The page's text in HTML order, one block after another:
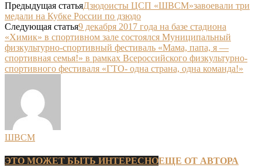
Предыдущая статьяДзюдоисты ЦСП «ШВСМ»завоевали три
медали на Кубке России по дзюдо
Следующая статья9 декабря 2017 года на базе стадиона
«Химик» в спортивном зале состоялся Муниципальный
физкультурно-спортивный фестиваль «Мама, папа, я —
спортивная семья!» в рамках Всероссийского физкультурно-
спортивного фестиваля «ГТО- одна страна, одна команда!»
ШВСМ
ЭТО МОЖЕТ БЫТЬ ИНТЕРЕСНОЕЩЕ ОТ АВТОРА